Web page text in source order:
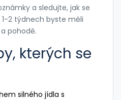
a sledujte, jak se
2 týdnech byste měli
pohodě.
kterých se
silného jídla s